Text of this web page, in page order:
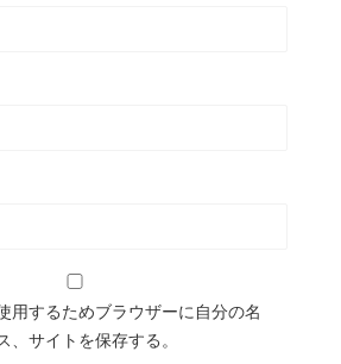
用するためブラウザーに自分の名
、サイトを保存する。